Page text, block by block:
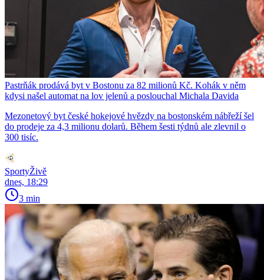
Pastrňák prodává byt v Bostonu za 82 milionů Kč. Kohák v něm
kdysi našel automat na lov jelenů a poslouchal Michala Davida
Mezonetový byt české hokejové hvězdy na bostonském nábřeží šel
do prodeje za 4,3 milionu dolarů. Během šesti týdnů ale zlevnil o
300 tisíc.
SportyŽivě
dnes, 18:29
3 min